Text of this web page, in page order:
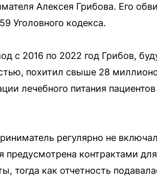
Алексея Грибова. Его
Уголовного кодекса.
с 2016 по 2022 год Грибов,
похитил свыше 28
лечебного питания
регулярно не
контрактами
тогда как отчетность